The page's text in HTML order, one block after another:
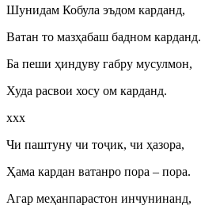
Шунидам Кобула эъдом карданд,
Ватан то мазҳабаш бадном карданд.
Ба пеши ҳиндуву габру мусулмон,
Худа расвои хосу ом карданд.
ххх
Чи паштуну чи тоҷик, чи ҳазора,
Ҳама кардан ватанро пора – пора.
Агар меҳанпарастон инчунинанд,